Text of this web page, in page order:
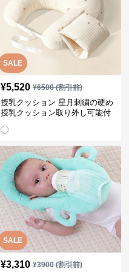
SALE
¥5,520 ¥6500(割引前)
授乳クッション 星月刺繍の硬め
授乳クッション取り外し可能付
SALE
¥3,310 ¥3900(割引前)